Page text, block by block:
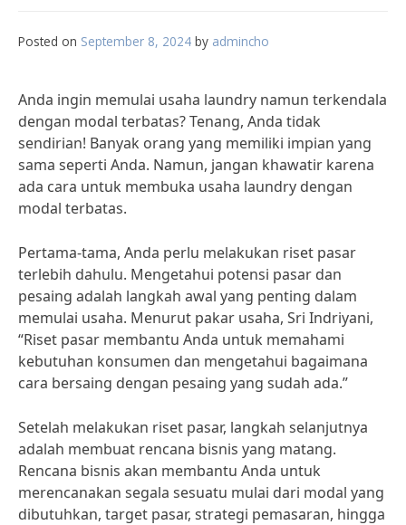
Posted on September 8, 2024 by admincho
Anda ingin memulai usaha laundry namun terkendala
dengan modal terbatas? Tenang, Anda tidak
sendirian! Banyak orang yang memiliki impian yang
sama seperti Anda. Namun, jangan khawatir karena
ada cara untuk membuka usaha laundry dengan
modal terbatas.
Pertama-tama, Anda perlu melakukan riset pasar
terlebih dahulu. Mengetahui potensi pasar dan
pesaing adalah langkah awal yang penting dalam
memulai usaha. Menurut pakar usaha, Sri Indriyani,
“Riset pasar membantu Anda untuk memahami
kebutuhan konsumen dan mengetahui bagaimana
cara bersaing dengan pesaing yang sudah ada.”
Setelah melakukan riset pasar, langkah selanjutnya
adalah membuat rencana bisnis yang matang.
Rencana bisnis akan membantu Anda untuk
merencanakan segala sesuatu mulai dari modal yang
dibutuhkan, target pasar, strategi pemasaran, hingga